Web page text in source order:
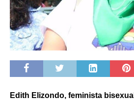
Edith Elizondo, feminista bisexual